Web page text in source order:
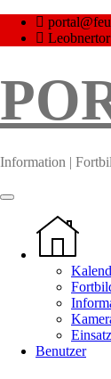
Skip
Information |
Benutzer